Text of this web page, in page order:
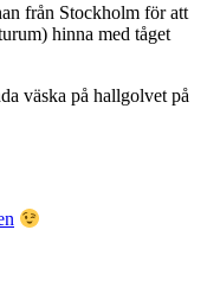
från Stockholm för att
hinna med tåget
väska på hallgolvet på